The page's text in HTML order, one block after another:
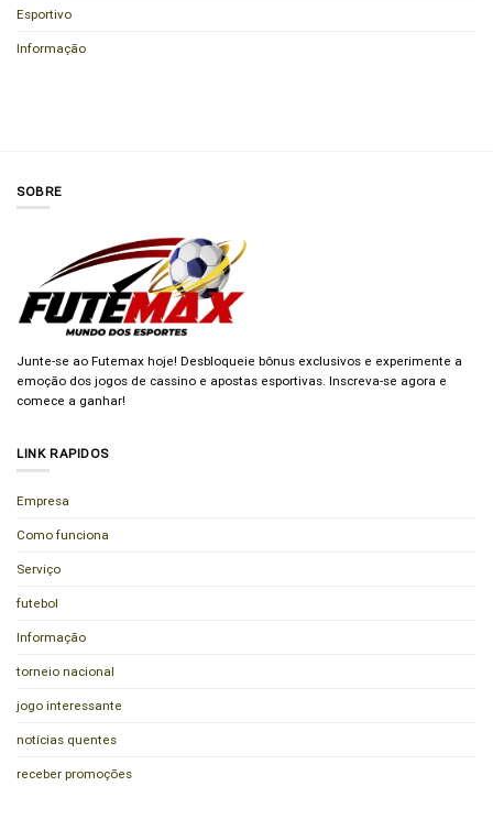
Esportivo
Informação
SOBRE
Junte-se ao Futemax hoje! Desbloqueie bônus exclusivos e experimente a
emoção dos jogos de cassino e apostas esportivas. Inscreva-se agora e
comece a ganhar!
LINK RAPIDOS
Empresa
Como funciona
Serviço
futebol
Informação
torneio nacional
jogo interessante
notícias quentes
receber promoções